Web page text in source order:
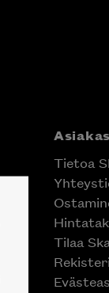
Tietoa
Tilaa